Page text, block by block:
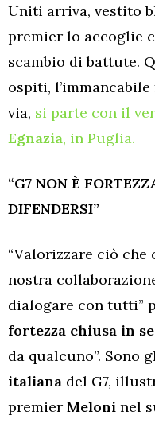
Uniti arriva, vestito
premier lo accoglie
scambio di battute.
ospiti,
via, si parte con il
Egnazia, in Puglia.
“G7 NON È
DIFENDERSI”
“Valorizzare ciò
nostra
dialogare con tutti”
fortezza chiusa in
da qualcuno”. Sono
italiana del G7,
premier Meloni nel